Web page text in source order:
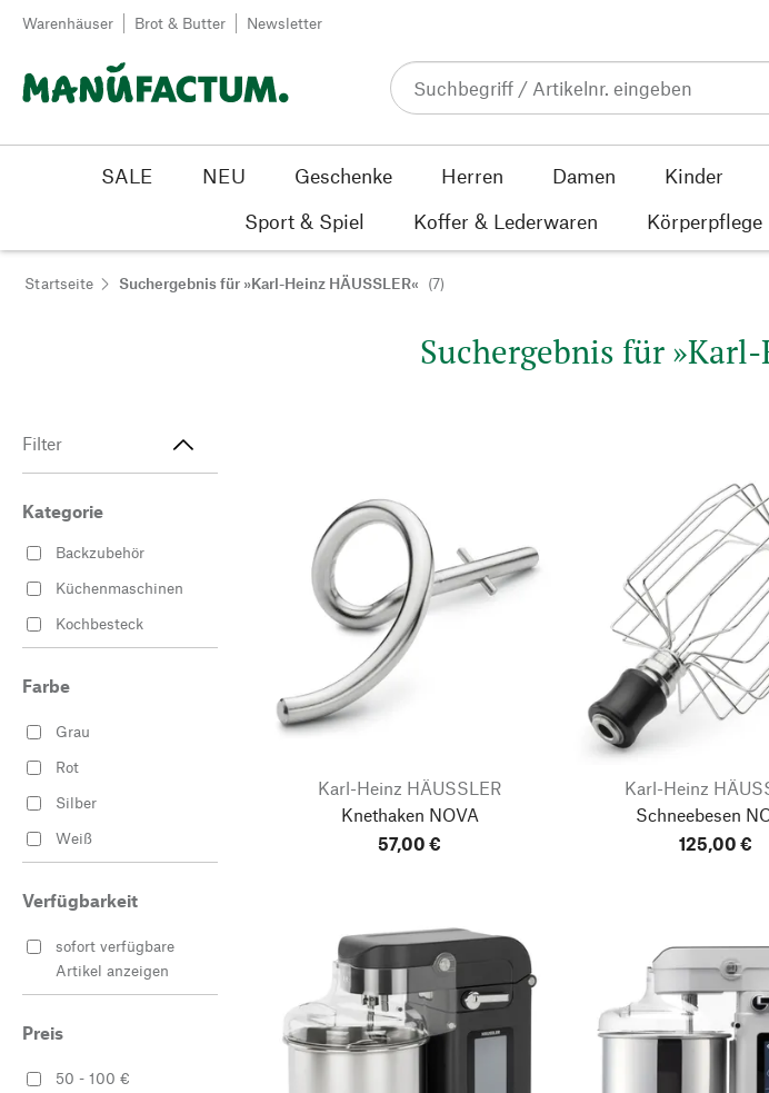
Zum Inhalt springen
Warenhäuser Brot & Butter Newsletter
SALE NEU Geschenke Herren Damen Kinder
Sport & Spiel
Koffer & Lederwaren Körperpflege
Startseite Suchergebnis für »Karl-Heinz HÄUSSLER« (7)
Suchergebnis für »Karl-
Filter
Kategorie
Backzubehör
Küchenmaschinen
Kochbesteck
Farbe
Grau
Rot
Silber
Weiß
Verfügbarkeit
sofort verfügbare
Artikel anzeigen
Preis
50 - 100 €
Karl-Heinz HÄUSSLER
Knethaken NOVA
57,00 €
Karl-Heinz
Schneebesen
125,00 €